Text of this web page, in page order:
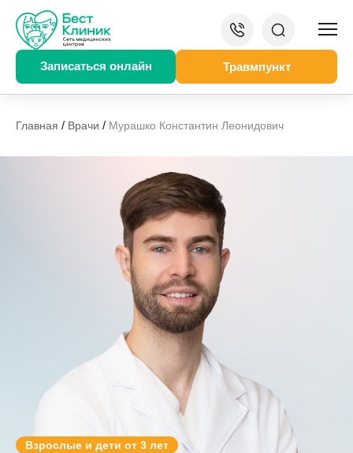
Записаться онлайн Травмпункт
Главная / Врачи / Мурашко Константин Леонидович
Взрослые и дети от 3 лет